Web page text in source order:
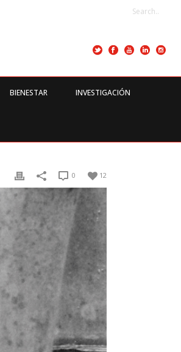
BIENESTAR INVESTIGACIÓN
12
0